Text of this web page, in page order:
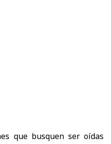
que busquen ser oídas